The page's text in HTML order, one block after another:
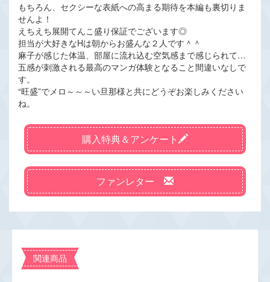
もちろん、セクシーな表紙への高まる期待を本編も裏切りま
せんよ！
えちえち展開てんこ盛り保証でございます◎
担当が大好きなHは朝からお盛んな２人です＾＾
麻子が感じた体温、部屋に流れ込む空気感まで感じられて…
五感が刺激される最高のマンガ体験となること間違いなしで
す。
“旺盛”でメロ～～～い旦那様と共にどうぞお楽しみください
ね。
購入特典＆アンケート
ファンレター
関連商品